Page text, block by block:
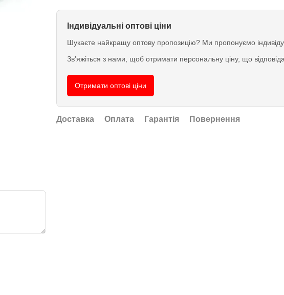
Індивідуальні оптові ціни
Шукаєте найкращу оптову пропозицію? Ми пропонуємо
Зв’яжіться з нами, щоб отримати персональну ціну, що
Отримати оптові ціни
Доставка Оплата Гарантія Повернення